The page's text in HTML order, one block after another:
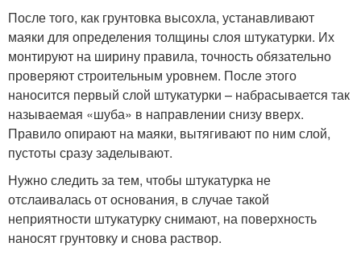
После того, как грунтовка высохла, устанавливают
маяки для определения толщины слоя штукатурки. Их
монтируют на ширину правила, точность обязательно
проверяют строительным уровнем. После этого
наносится первый слой штукатурки – набрасывается так
называемая «шуба» в направлении снизу вверх.
Правило опирают на маяки, вытягивают по ним слой,
пустоты сразу заделывают.
Нужно следить за тем, чтобы штукатурка не
отслаивалась от основания, в случае такой
неприятности штукатурку снимают, на поверхность
наносят грунтовку и снова раствор.